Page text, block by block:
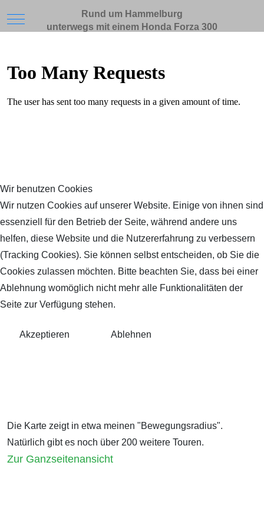
Mobile Menu ToggleRund um Hammelburg
unterwegs mit einem Honda Forza 300
Die Karte zeigt in etwa meinen "Bewegungsradius".
Natürlich gibt es noch über 200 weitere Touren.
Zur Ganzseitenansicht
Wir benutzen Cookies
Wir nutzen Cookies auf unserer Website. Einige von ihnen sind
essenziell für den Betrieb der Seite, während andere uns
helfen, diese Website und die Nutzererfahrung zu verbessern
(Tracking Cookies). Sie können selbst entscheiden, ob Sie die
Cookies zulassen möchten. Bitte beachten Sie, dass bei einer
Ablehnung womöglich nicht mehr alle Funktionalitäten der
Seite zur Verfügung stehen.
Akzeptieren Ablehnen